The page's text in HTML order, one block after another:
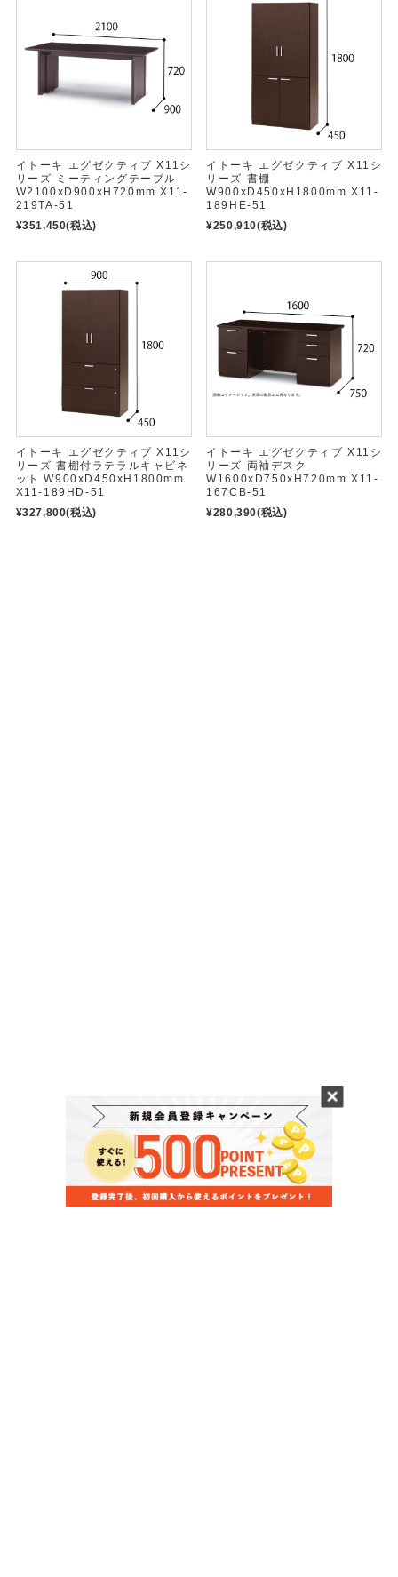
イトーキ エグゼクティブ X11シ
リーズ ミーティングテーブル
W2100xD900xH720mm X11-
219TA-51
¥351,450(税込)
イトーキ エグゼクティブ X11シ
リーズ 書棚
W900xD450xH1800mm X11-
189HE-51
¥250,910(税込)
イトーキ エグゼクティブ X11シ
リーズ 書棚付ラテラルキャビネ
ット W900xD450xH1800mm
X11-189HD-51
¥327,800(税込)
イトーキ エグゼクティブ X11シ
リーズ 両袖デスク
W1600xD750xH720mm X11-
167CB-51
¥280,390(税込)